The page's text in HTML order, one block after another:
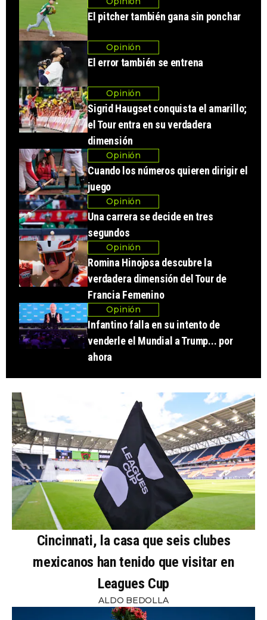
El pitcher también gana sin ponchar
Opinión
El error también se entrena
Opinión
Sigrid Haugset conquista el amarillo;
el Tour entra en su verdadera
dimensión
Opinión
Cuando los números quieren dirigir el
juego
Opinión
Una carrera se decide en tres
segundos
Opinión
Romina Hinojosa descubre la
verdadera dimensión del Tour de
Francia Femenino
Opinión
Infantino falla en su intento de
venderle el Mundial a Trump... por
ahora
Cincinnati, la casa que seis clubes
mexicanos han tenido que visitar en
Leagues Cup
ALDO BEDOLLA